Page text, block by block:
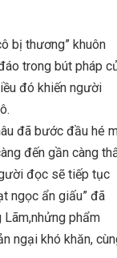
bị thương” khuôn
trong bút pháp
đó khiến người
đã bước đầu hé
đến gần càng
đọc sẽ tiếp tục
ngọc ẩn giấu” đã
phẩm
ngại khó khăn,